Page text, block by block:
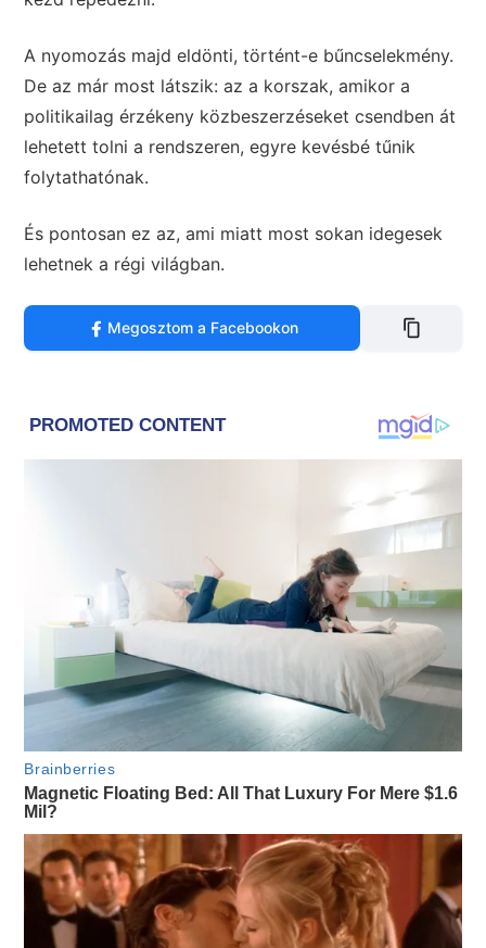
A nyomozás majd eldönti, történt-e bűncselekmény.
De az már most látszik: az a korszak, amikor a
politikailag érzékeny közbeszerzéseket csendben át
lehetett tolni a rendszeren, egyre kevésbé tűnik
folytathatónak.
És pontosan ez az, ami miatt most sokan idegesek
lehetnek a régi világban.
Megosztom a Facebookon